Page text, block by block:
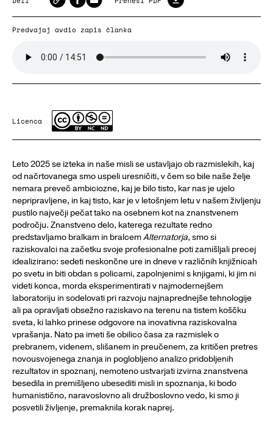
Predvajaj avdio zapis članka
Licenca
Leto 2025 se izteka in naše misli se ustavljajo ob razmislekih, kaj
od načrtovanega smo uspeli uresničiti, v čem so bile naše želje
nemara preveč ambiciozne, kaj je bilo tisto, kar nas je ujelo
nepripravljene, in kaj tisto, kar je v letošnjem letu v našem življenju
pustilo največji pečat tako na osebnem kot na znanstvenem
področju. Znanstveno delo, katerega rezultate redno
predstavljamo bralkam in bralcemAlternatorja, smo si
raziskovalci na začetku svoje profesionalne poti zamišljali precej
idealizirano: sedeti neskončne ure in dneve v različnih knjižnicah
po svetu in biti obdan s policami, zapolnjenimi s knjigami, ki jim ni
videti konca, morda eksperimentirati v najmodernejšem
laboratoriju in sodelovati pri razvoju najnaprednejše tehnologije
ali pa opravljati obsežno raziskavo na terenu na tistem koščku
sveta, ki lahko prinese odgovore na inovativna raziskovalna
vprašanja. Nato pa imeti še obilico časa za razmislek o
prebranem, videnem, slišanem in preučenem, za kritičen pretres
novousvojenega znanja in poglobljeno analizo pridobljenih
rezultatov in spoznanj, nemoteno ustvarjati izvirna znanstvena
besedila in premišljeno ubesediti misli in spoznanja, ki bodo
humanistično, naravoslovno ali družboslovno vedo, ki smo ji
posvetili življenje, premaknila korak naprej.